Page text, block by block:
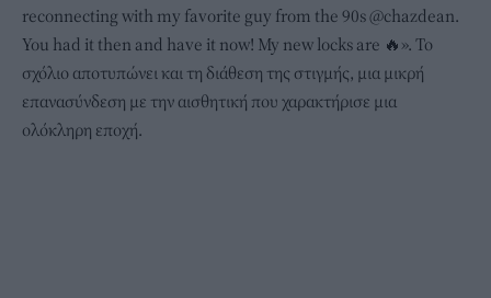
reconnecting with my favorite guy from the 90s @chazdean.
You had it then and have it now! My new locks are 🔥». Το
σχόλιο αποτυπώνει και τη διάθεση της στιγμής, μια μικρή
επανασύνδεση με την αισθητική που χαρακτήρισε μια
ολόκληρη εποχή.